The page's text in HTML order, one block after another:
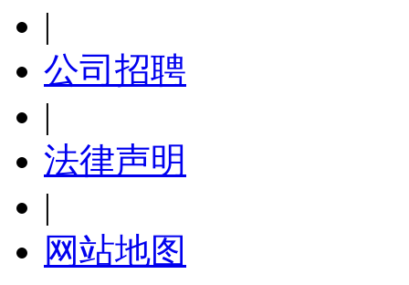
|
公司招聘
|
法律声明
|
网站地图